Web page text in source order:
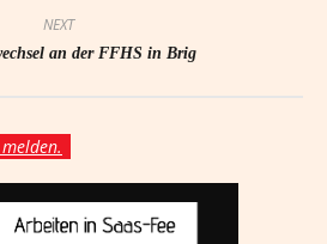
NEXT
an der FFHS in Brig